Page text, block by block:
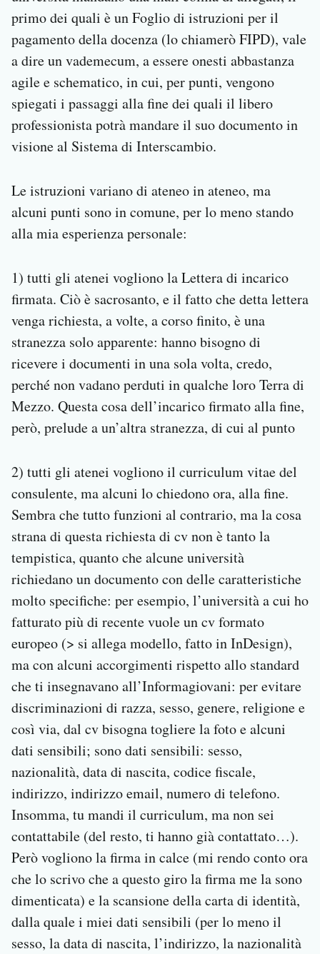
primo dei quali è un Foglio di istruzioni per il
pagamento della docenza (lo chiamerò FIPD), vale
a dire un vademecum, a essere onesti abbastanza
agile e schematico, in cui, per punti, vengono
spiegati i passaggi alla fine dei quali il libero
professionista potrà mandare il suo documento in
visione al Sistema di Interscambio.
Le istruzioni variano di ateneo in ateneo, ma
alcuni punti sono in comune, per lo meno stando
alla mia esperienza personale:
1) tutti gli atenei vogliono la Lettera di incarico
firmata. Ciò è sacrosanto, e il fatto che detta lettera
venga richiesta, a volte, a corso finito, è una
stranezza solo apparente: hanno bisogno di
ricevere i documenti in una sola volta, credo,
perché non vadano perduti in qualche loro Terra di
Mezzo. Questa cosa dell’incarico firmato alla fine,
però, prelude a un’altra stranezza, di cui al punto
2) tutti gli atenei vogliono il curriculum vitae del
consulente, ma alcuni lo chiedono ora, alla fine.
Sembra che tutto funzioni al contrario, ma la cosa
strana di questa richiesta di cv non è tanto la
tempistica, quanto che alcune università
richiedano un documento con delle caratteristiche
molto specifiche: per esempio, l’università a cui ho
fatturato più di recente vuole un cv formato
europeo (> si allega modello, fatto in InDesign),
ma con alcuni accorgimenti rispetto allo standard
che ti insegnavano all’Informagiovani: per evitare
discriminazioni di razza, sesso, genere, religione e
così via, dal cv bisogna togliere la foto e alcuni
dati sensibili; sono dati sensibili: sesso,
nazionalità, data di nascita, codice fiscale,
indirizzo, indirizzo email, numero di telefono.
Insomma, tu mandi il curriculum, ma non sei
contattabile (del resto, ti hanno già contattato…).
Però vogliono la firma in calce (mi rendo conto ora
che lo scrivo che a questo giro la firma me la sono
dimenticata) e la scansione della carta di identità,
dalla quale i miei dati sensibili (per lo meno il
sesso, la data di nascita, l’indirizzo, la nazionalità